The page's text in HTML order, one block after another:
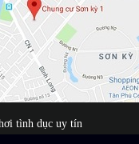
tình dục uy tín